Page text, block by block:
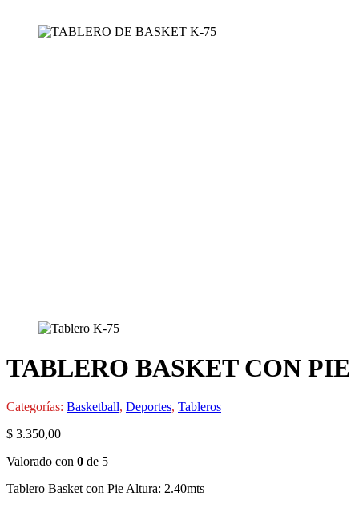
TABLERO BASKET CON PIE
Categorías: Basketball, Deportes, Tableros
$ 3.350,00
Valorado con 0 de 5
Tablero Basket con Pie Altura: 2.40mts